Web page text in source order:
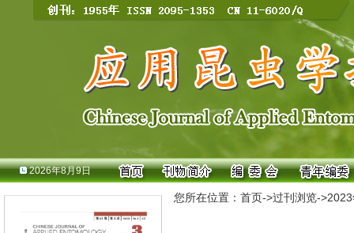
2026年8月9日
您所在位置： 首页->过刊浏览->